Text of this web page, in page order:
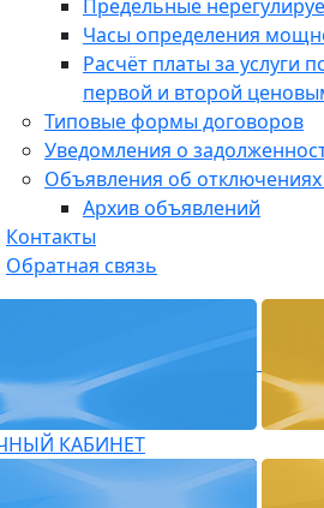
Предельные
Часы определения
Расчёт платы за
первой и второй
Типовые формы договоров
Уведомления о
Объявления об отключениях
Архив объявлений
Контакты
Обратная связь
КАБИНЕТ